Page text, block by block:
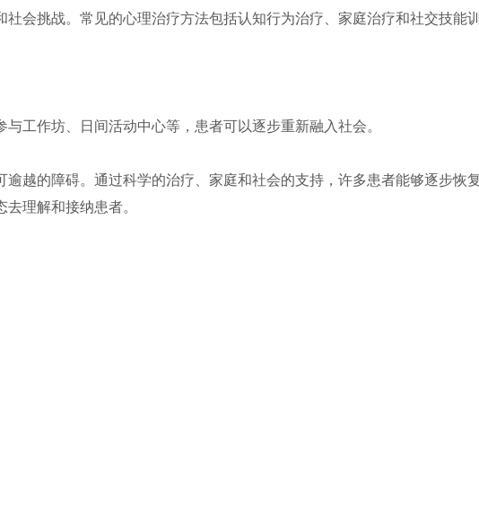
会挑战。常见的心理治疗方法包括认知行为治疗、家庭治疗和社交技能训
工作坊、日间活动中心等，患者可以逐步重新融入社会。
越的障碍。通过科学的治疗、家庭和社会的支持，许多患者能够逐步恢
理解和接纳患者。